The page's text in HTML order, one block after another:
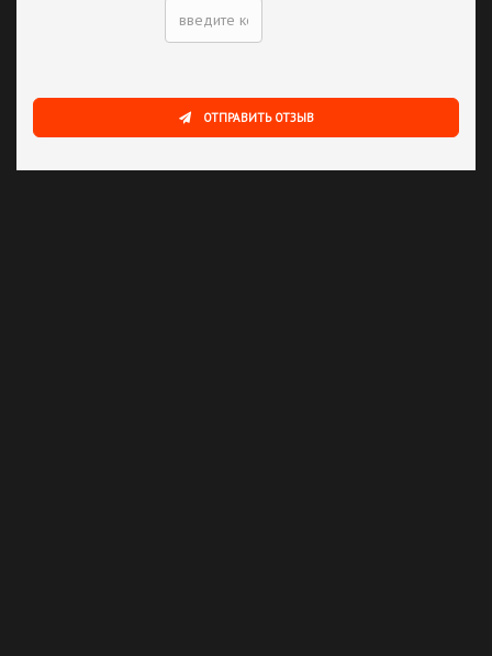
ОТПРАВИТЬ ОТЗЫВ